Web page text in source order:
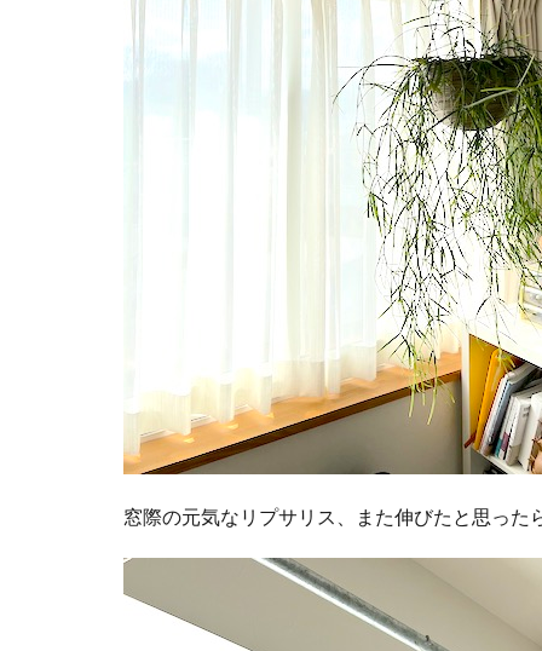
窓際の元気なリプサリス、また伸びたと思っ